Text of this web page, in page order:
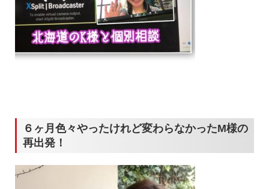
６ヶ月色々やったけれど変わらなかったM様の
再出発！